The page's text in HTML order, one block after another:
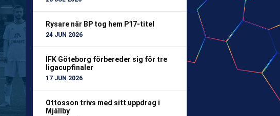
Rysare när BP tog hem P17-titel
24 JUN 2026
IFK Göteborg förbereder sig för tre
ligacupfinaler
17 JUN 2026
Ottosson trivs med sitt uppdrag i
Mjällby